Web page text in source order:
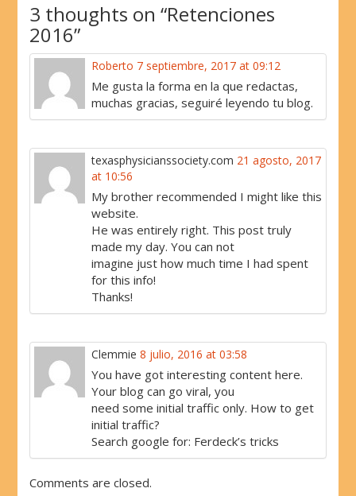
3 thoughts on “Retenciones
2016”
Roberto 7 septiembre, 2017 at 09:12
Me gusta la forma en la que redactas,
muchas gracias, seguiré leyendo tu blog.
texasphysicianssociety.com 21 agosto, 2017
at 10:56
My brother recommended I might like this
website.
He was entirely right. This post truly
made my day. You can not
imagine just how much time I had spent
for this info!
Thanks!
Clemmie8 julio, 2016 at 03:58
You have got interesting content here.
Your blog can go viral, you
need some initial traffic only. How to get
initial traffic?
Search google for: Ferdeck’s tricks
Comments are closed.